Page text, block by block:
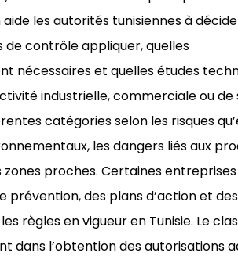
les autorités tunisiennes à
de contrôle appliquer, quelles
nécessaires et quelles études
industrielle, commerciale ou de
catégories selon les risques
les dangers liés aux
zones proches. Certaines
prévention, des plans d’action et
règles en vigueur en Tunisie. Le
dans l’obtention des autorisations